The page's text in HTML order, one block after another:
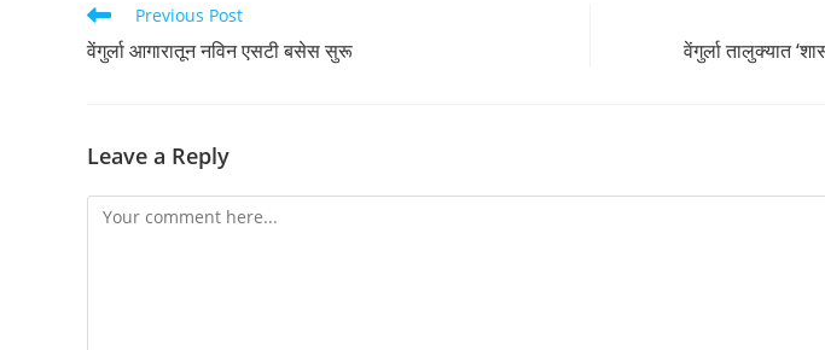
Read
more
articles
Previous Post
वेंगुर्ला आगारातून नविन एसटी बसेस सुरू वेंगुर्ला तालुक्यात
Leave a Reply
Comment